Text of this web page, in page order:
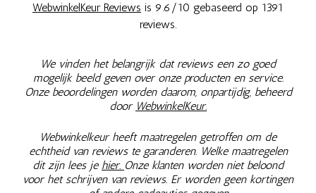
WebwinkelKeur Reviews is 9.6/10 gebaseerd op 1391
reviews.
We vinden het belangrijk dat reviews een zo goed
mogelijk beeld geven over onze producten en service.
Onze beoordelingen worden daarom, onpartijdig, beheerd
door WebwinkelKeur.
Webwinkelkeur heeft maatregelen getroffen om de
echtheid van reviews te garanderen. Welke maatregelen
dit zijn lees je hier. Onze klanten worden niet beloond
voor het schrijven van reviews. Er worden geen kortingen